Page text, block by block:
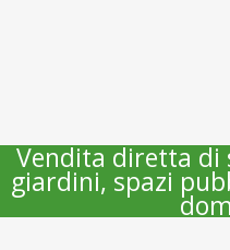
Vendita diretta di
giardini, spazi